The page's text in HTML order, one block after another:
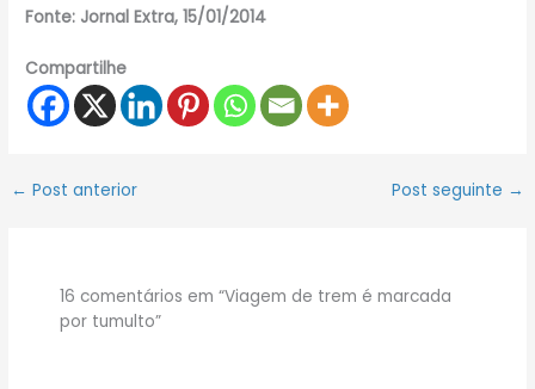
Fonte: Jornal Extra, 15/01/2014
Compartilhe
← Post anterior Post seguinte →
16 comentários em “Viagem de trem é marcada
por tumulto”